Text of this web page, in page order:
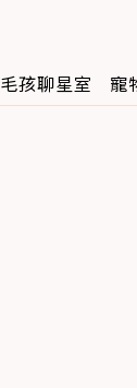
毛孩聊星室 寵